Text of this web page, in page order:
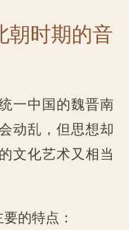
朝时期的音
一中国的魏晋南
动乱，但思想却
文化艺术又相当
的特点：